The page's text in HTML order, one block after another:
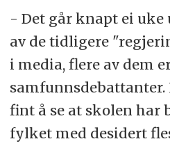
- Det går knapt ei uke
av de tidligere
i media, flere av dem
fint å se at skolen har
fylket med desidert